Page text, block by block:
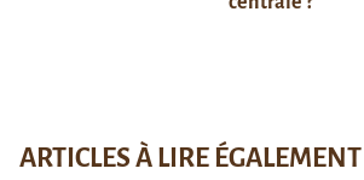
ARTICLES À LIRE